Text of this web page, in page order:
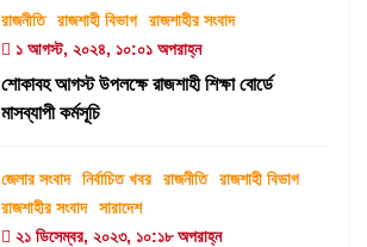
রাজনীতি রাজশাহী বিভাগ
রাজশাহীর সংবাদ
১ আগস্ট, ২০২৪, ১০:০১ অপরাহ্ন
শোকাবহ আগস্ট উপলক্ষে রাজশাহী শিক্ষা বোর্ডে
মাসব্যাপী কর্মসূচি
জেলার সংবাদ নির্বাচিত খবর রাজনীতি
রাজশাহী বিভাগ
রাজশাহীর সংবাদ
সারাদেশ
২১ ডিসেম্বর, ২০২৩, ১০:১৮ অপরাহ্ন